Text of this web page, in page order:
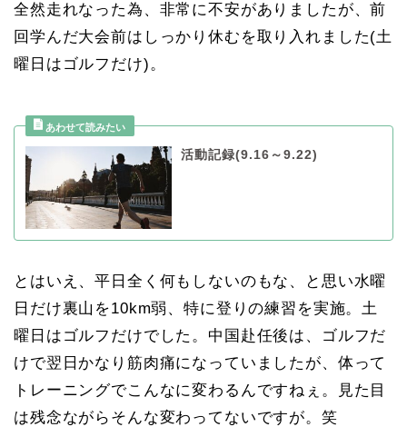
全然走れなった為、非常に不安がありましたが、前
回学んだ大会前はしっかり休むを取り入れました(土
曜日はゴルフだけ)。
活動記録(9.16～9.22)
とはいえ、平日全く何もしないのもな、と思い水曜
日だけ裏山を10km弱、特に登りの練習を実施。土
曜日はゴルフだけでした。中国赴任後は、ゴルフだ
けで翌日かなり筋肉痛になっていましたが、体って
トレーニングでこんなに変わるんですねぇ。見た目
は残念ながらそんな変わってないですが。笑